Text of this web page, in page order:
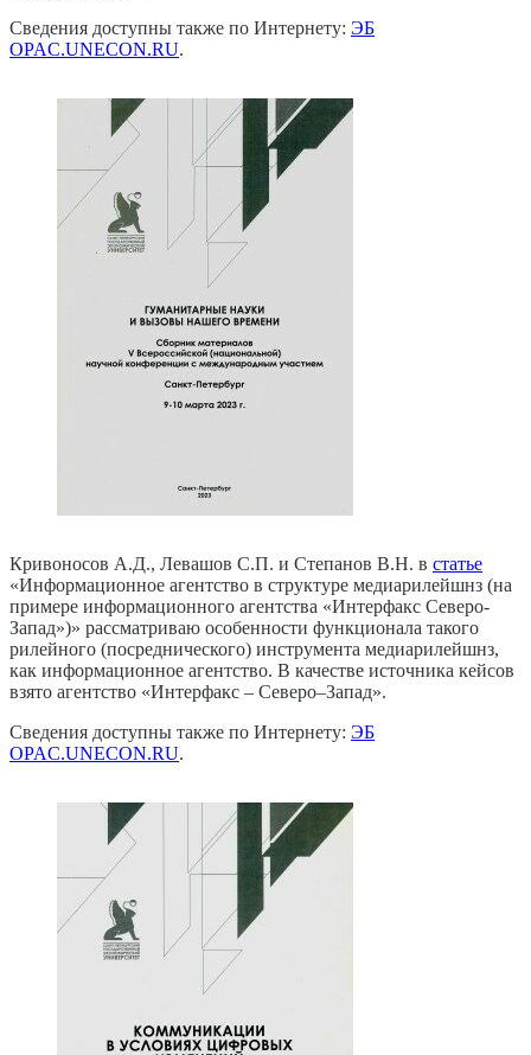
Сведения доступны также по Интернету: ЭБ
OPAC.UNECON.RU.
Кривоносов А.Д., Левашов С.П. и Степанов В.Н. в статье
«Информационное агентство в структуре медиарилейшнз (на
примере информационного агентства «Интерфакс Северо-
Запад»)» рассматриваю особенности функционала такого
рилейного (посреднического) инструмента медиарилейшнз,
как информационное агентство. В качестве источника кейсов
взято агентство «Интерфакс – Северо–Запад».
Сведения доступны также по Интернету: ЭБ
OPAC.UNECON.RU.